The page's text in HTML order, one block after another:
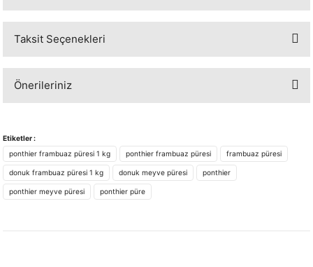
Bu ürüne ilk yorumu siz yapın!
Taksit Seçenekleri
Önerileriniz
iletebilirsiniz.
Görüş ve önerileriniz için teşekkür ederiz.
Ürün resmi kalitesiz, bozuk veya görüntülenemiyor.
Ürün bilgilerinde hatalar bulunuyor.
Etiketler :
ponthier frambuaz püresi 1 kg
ponthier frambuaz püresi frambuaz püresi
donuk frambuaz püresi 1 kg donuk meyve püresi ponthier
ponthier meyve püresi ponthier püre